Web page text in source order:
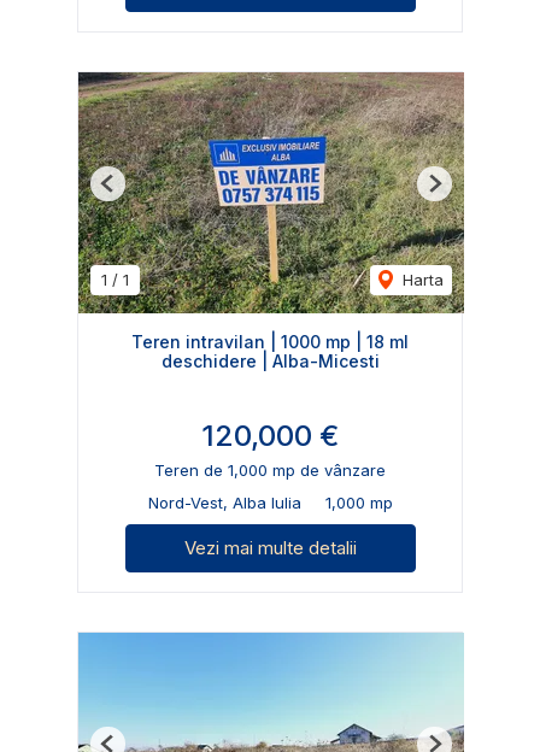
1 / 1 Harta
Previous Next
Teren intravilan | 1000 mp | 18 ml
deschidere | Alba-Micesti
120,000 €
Teren de 1,000 mp de vânzare
Nord-Vest, Alba Iulia
1,000 mp
Vezi mai multe detalii